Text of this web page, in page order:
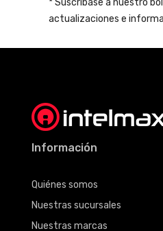
* Suscríbase a nuestro
actualizaciones e
Información
Quiénes somos
Nuestras sucursales
Nuestras marcas